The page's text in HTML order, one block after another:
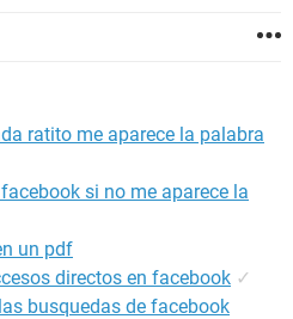
ratito me aparece la palabra
si no me aparece la
un pdf
directos en facebook ✓
busquedas de facebook